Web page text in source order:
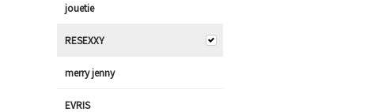
jouetie
RESEXXY
merry jenny
EVRIS